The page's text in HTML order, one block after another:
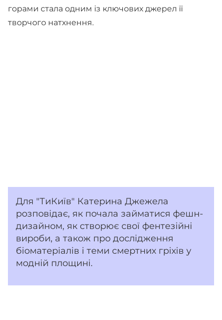
горами стала одним із ключових джерел її
творчого натхнення.
Для "ТиКиїв" Катерина Джежела
розповідає, як почала займатися фешн-
дизайном, як створює свої фентезійні
вироби, а також про дослідження
біоматеріалів і теми смертних гріхів у
модній площині.